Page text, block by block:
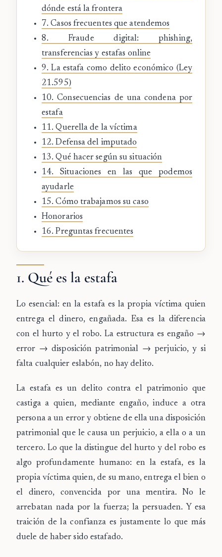
dónde está la frontera
7. Casos frecuentes que atendemos
8. Fraude digital: phishing,
transferencias y estafas online
9. La estafa como delito económico (Ley
21.595)
10. Consecuencias de una condena por
estafa
11. Querella de la víctima
12. Defensa del imputado
13. Qué hacer según su situación
14. Situaciones en las que podemos
ayudarle
15. Cómo trabajamos su caso
Honorarios
16. Preguntas frecuentes
1. Qué es la estafa
Lo esencial: en la estafa es la propia víctima quien
entrega el dinero, engañada. Esa es la diferencia
con el hurto y el robo. La estructura es engaño →
error → disposición patrimonial → perjuicio, y si
falta cualquier eslabón, no hay delito.
Laestafaes un delito contra el patrimonio que
castiga a quien, medianteengaño, induce a otra
persona a un error y obtiene de ella una disposición
patrimonial que le causa un perjuicio, a ella o a un
tercero. Lo que la distingue del hurto y del robo es
algo profundamente humano: en la estafa, es la
propia víctima quien, de su mano, entrega el bien o
el dinero, convencida por una mentira. No le
arrebatan nada por la fuerza; la persuaden. Y esa
traición de la confianza es justamente lo que más
duele de haber sido estafado.